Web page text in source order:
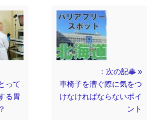
って
る胃
：次の記事 »
車椅子を漕ぐ際に気をつ
けなければならないポイ
ント